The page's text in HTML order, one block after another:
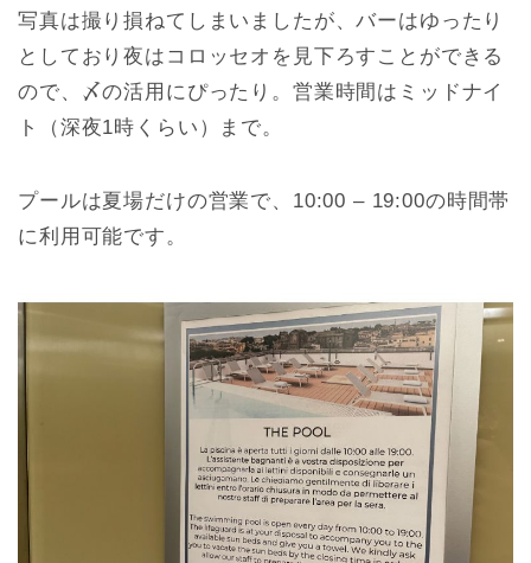
写真は撮り損ねてしまいましたが、バーはゆったり
としており夜はコロッセオを見下ろすことができる
ので、〆の活用にぴったり。営業時間はミッドナイ
ト（深夜1時くらい）まで。
プールは夏場だけの営業で、10:00 – 19:00の時間帯
に利用可能です。